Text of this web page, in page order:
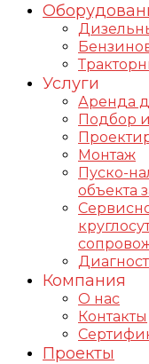
Услуги
Аренда
Подбор и
Монтаж
Пуско-
объекта
Компания
О нас
Контакты
Проекты